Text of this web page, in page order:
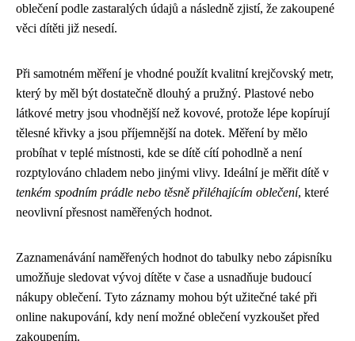
oblečení podle zastaralých údajů a následně zjistí, že zakoupené
věci dítěti již nesedí.
Při samotném měření je vhodné použít kvalitní krejčovský metr,
který by měl být dostatečně dlouhý a pružný. Plastové nebo
látkové metry jsou vhodnější než kovové, protože lépe kopírují
tělesné křivky a jsou příjemnější na dotek. Měření by mělo
probíhat v teplé místnosti, kde se dítě cítí pohodlně a není
rozptylováno chladem nebo jinými vlivy. Ideální je měřit dítě v
tenkém spodním prádle nebo těsně přiléhajícím oblečení, které
neovlivní přesnost naměřených hodnot.
Zaznamenávání naměřených hodnot do tabulky nebo zápisníku
umožňuje sledovat vývoj dítěte v čase a usnadňuje budoucí
nákupy oblečení. Tyto záznamy mohou být užitečné také při
online nakupování, kdy není možné oblečení vyzkoušet před
zakoupením.